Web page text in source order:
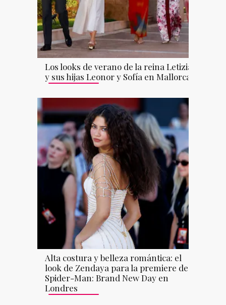
Los looks de verano de la reina Letizia
y sus hijas Leonor y Sofía en Mallorca
Alta costura y belleza romántica: el
look de Zendaya para la premiere de
Spider-Man: Brand New Day en
Londres